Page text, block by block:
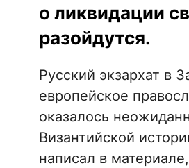
о ликвидации
разойдутся.
Русский экзархат в
европейское
оказалось
Византийской
написал в